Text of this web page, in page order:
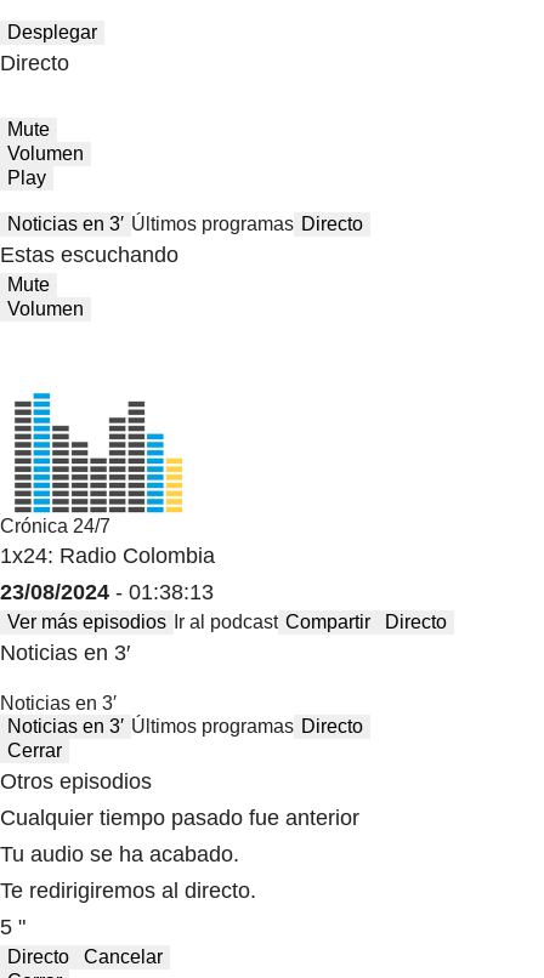
Desplegar
Directo
Mute
Volumen
Play
Noticias en 3′ Últimos programas Directo
Estas escuchando
Mute
Volumen
Crónica 24/7
1x24: Radio Colombia
23/08/2024 - 01:38:13
Ver más episodios Ir al podcast Compartir Directo
Noticias en 3′
Noticias en 3′
Noticias en 3′ Últimos programas Directo
Cerrar
Otros episodios
Cualquier tiempo pasado fue anterior
Tu audio se ha acabado.
Te redirigiremos al directo.
5 "
Directo
Cancelar